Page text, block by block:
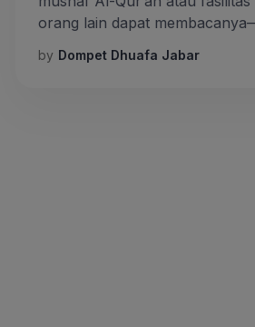
orang lain dapat
dalam jenis sedekah jariyah:
pahalanya dapat terus
by Dompet Dhuafa Jabar